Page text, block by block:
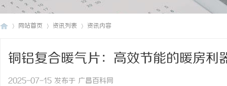
网站首页 资讯列表 资讯内容
铜铝复合暖气片：高效节能的暖房利
2025-07-15 发布于 广昌百科网